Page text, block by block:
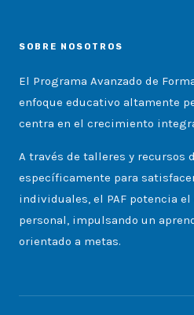
SOBRE NOSOTROS
El Programa Avanzado de
enfoque educativo altamente
centra en el crecimiento
A través de talleres y recursos
específicamente para
individuales, el PAF potencia
personal, impulsando un
orientado a metas.